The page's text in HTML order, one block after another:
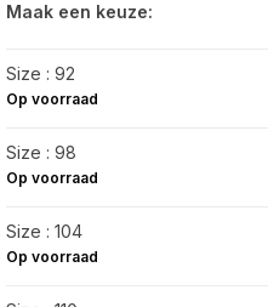
Maak een keuze:
Size : 92
Op voorraad
Size : 98
Op voorraad
Size : 104
Op voorraad